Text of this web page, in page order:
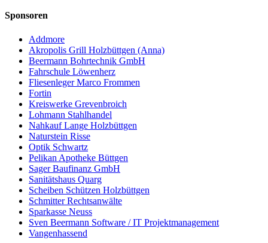
Sponsoren
Addmore
Akropolis Grill Holzbüttgen (Anna)
Beermann Bohrtechnik GmbH
Fahrschule Löwenherz
Fliesenleger Marco Frommen
Fortin
Kreiswerke Grevenbroich
Lohmann Stahlhandel
Nahkauf Lange Holzbüttgen
Naturstein Risse
Optik Schwartz
Pelikan Apotheke Büttgen
Sager Baufinanz GmbH
Sanitätshaus Quarg
Scheiben Schützen Holzbüttgen
Schmitter Rechtsanwälte
Sparkasse Neuss
Sven Beermann Software / IT Projektmanagement
Vangenhassend